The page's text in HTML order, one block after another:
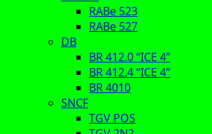
RABe 523
RABe 527
DB
BR 412.0 “ICE 4”
BR 412.4 “ICE 4”
BR 4010
SNCF
TGV POS